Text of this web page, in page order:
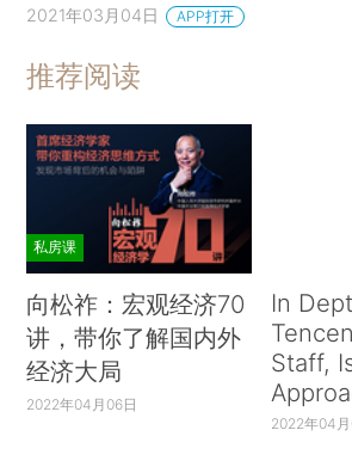
2021年03月04日 APP打开
推荐阅读
私房课
向松祚：宏观经济70
讲，带你了解国内外
经济大局
2022年04月06日
In
Staff,
2022年04月